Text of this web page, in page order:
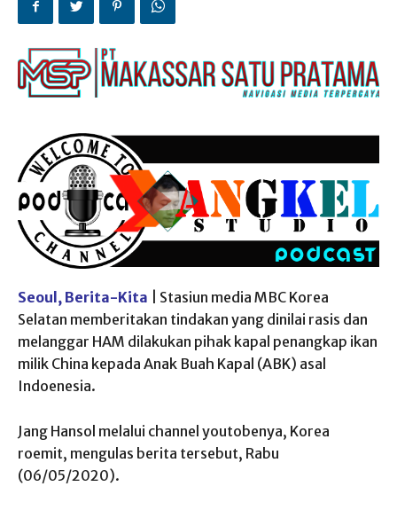
Seoul, Berita-Kita | Stasiun media MBC Korea
Selatan memberitakan tindakan yang dinilai rasis dan
melanggar HAM dilakukan pihak kapal penangkap ikan
milik China kepada Anak Buah Kapal (ABK) asal
Indoenesia.
Jang Hansol melalui channel youtobenya, Korea
roemit, mengulas berita tersebut, Rabu
(06/05/2020).